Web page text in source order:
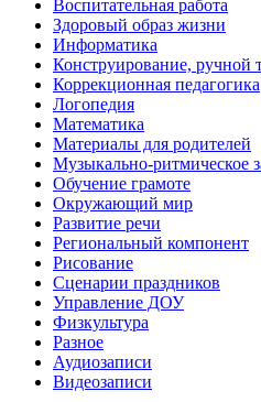
Воспитательная работа
Здоровый образ жизни
Информатика
Конструирование, ручной
Коррекционная педагогика
Логопедия
Математика
Материалы для родителей
Музыкально-ритмическое
Обучение грамоте
Окружающий мир
Развитие речи
Региональный компонент
Рисование
Сценарии праздников
Управление ДОУ
Физкультура
Разное
Аудиозаписи
Видеозаписи